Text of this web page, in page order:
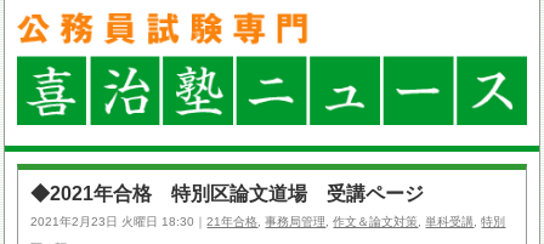
◆2021年合格 特別区論文道場 受講ページ
2021年2月23日 火曜日 18:30｜21年合格,事務局管理,作文＆論文対策,単科受講,特別